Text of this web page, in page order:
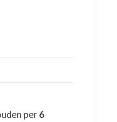
per 6